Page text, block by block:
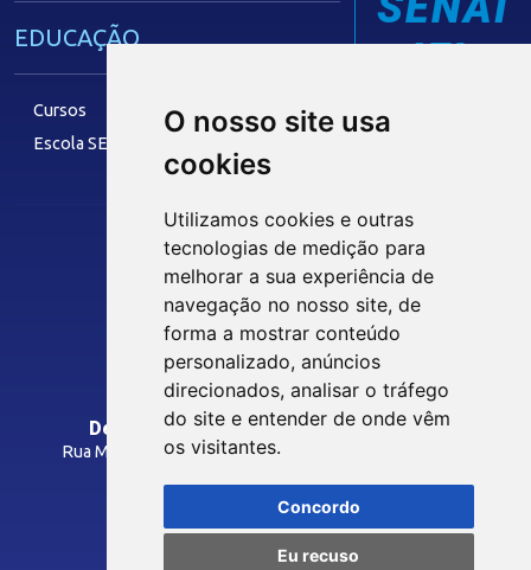
O nosso site usa
cookies
Utilizamos cookies e outras
tecnologias de medição para
melhorar a sua experiência de
navegação no nosso site, de
forma a mostrar conteúdo
personalizado, anúncios
direcionados, analisar o tráfego
do site e entender de onde vêm
os visitantes.
Concordo
Eu recuso
EDUCAÇÃO
Cursos
Escola SESI
IEL
Siga nossas Redes Sociais
INTRANET
Departamento Regional do SESI/PB
Rua Manoel Gonçalves Guimarães, 195 - José Pinheiro
Como Chegar